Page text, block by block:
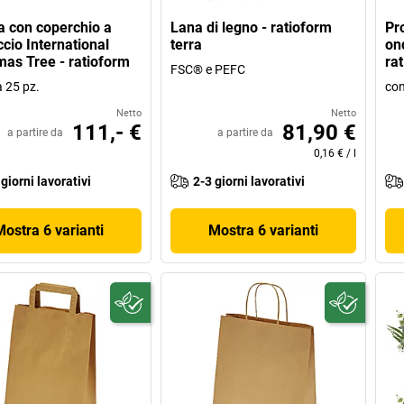
con coperchio a
International
Tree - ratioform
25 pz.
Netto
a partire da 111,- €
lavorativi
6 varianti
Lana di legno - ratioform
terra
FSC® e PEFC
Netto
a partire da 81,90 €
0,16 € /
2-3 giorni lavorativi
Mostra 6 varianti